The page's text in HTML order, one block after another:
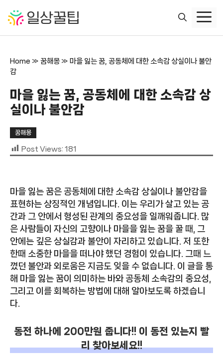
Home » 꿈해몽 » 마을 잃는 꿈, 공동체에 대한 소속감 상실이나 불안
감
마을 잃는 꿈, 공동체에 대한 소속감 상
실이나 불안감
꿈해몽
Post Views: 181
마을 잃는 꿈은 공동체에 대한 소속감 상실이나 불안감을
표현하는 상징적인 개념입니다. 이는 우리가 살고 있는 공
간과 그 안에서 형성된 관계의 중요성을 일깨워줍니다. 많
은 사람들이 자신의 고향이나 마을을 잃는 꿈을 꿀 때, 그
안에는 깊은 상실감과 불안이 자리하고 있습니다. 저 또한
한때 소중한 마을을 떠나야 했던 경험이 있습니다. 그때 느
꼈던 불안과 외로움은 지금도 잊을 수 없습니다. 이 글을 통
해 마을 잃는 꿈이 의미하는 바와 공동체 소속감의 중요성,
그리고 이를 회복하는 방법에 대해 알아보도록 하겠습니
다.
동전 하나에 200만원 줍니다!! 이 동전 있는지 빨
리 찾아보세요!!